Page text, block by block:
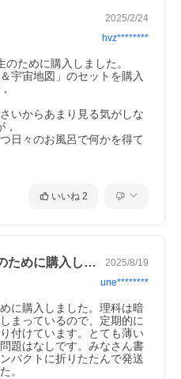
2025/2/24
hvz********
ために購入しました。
宇宙地図」のセットを購入
いからあまり見る気がしな
日々のお風呂で何かを得て
いいね 2
中学受験予定の子どのものために購入しま… 2025/8/19
une********
に購入しました。理科は暗
まっているので、定期的に
付けています。とても薄い
題はなしです。みなさん書
パクトに折りたたんで発送
。